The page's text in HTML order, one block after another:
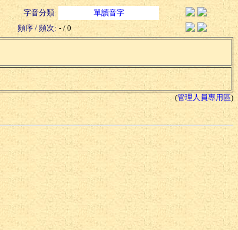
字音分類:
單讀音字
頻序 / 頻次: - / 0
(管理人員專用區)